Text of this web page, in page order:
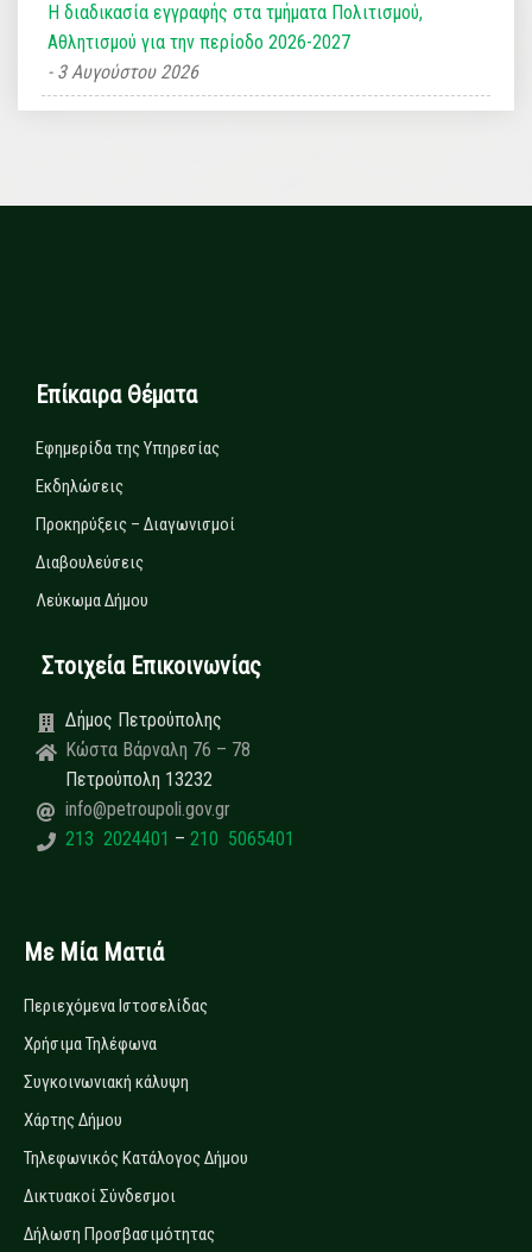
Η διαδικασία εγγραφής στα τμήματα Πολιτισμού,
Αθλητισμού για την περίοδο 2026-2027
3 Αυγούστου 2026
Επίκαιρα Θέματα
Εφημερίδα της Υπηρεσίας
Εκδηλώσεις
Προκηρύξεις – Διαγωνισμοί
Διαβουλεύσεις
Λεύκωμα Δήμου
Στοιχεία Επικοινωνίας
Δήμος Πετρούπολης
Κώστα Βάρναλη 76 – 78
Πετρούπολη 13232
info@petroupoli.gov.gr
213 2024401 – 210 5065401
Με Μία Ματιά
Περιεχόμενα Ιστοσελίδας
Χρήσιμα Τηλέφωνα
Συγκοινωνιακή κάλυψη
Χάρτης Δήμου
Τηλεφωνικός Κατάλογος Δήμου
Δικτυακοί Σύνδεσμοι
Δήλωση Προσβασιμότητας